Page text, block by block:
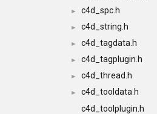
► c4d_spc.h
► c4d_string.h
► c4d_tagdata.h
► c4d_tagplugin.h
► c4d_thread.h
►
c4d_tooldata.h
c4d_toolplugin.h